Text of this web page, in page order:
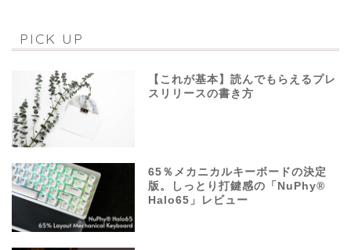
PICK UP
【これが基本】読んでもらえるプレ
スリリースの書き方
65％メカニカルキーボードの決定
版。しっとり打鍵感の「NuPhy®
Halo65」レビュー